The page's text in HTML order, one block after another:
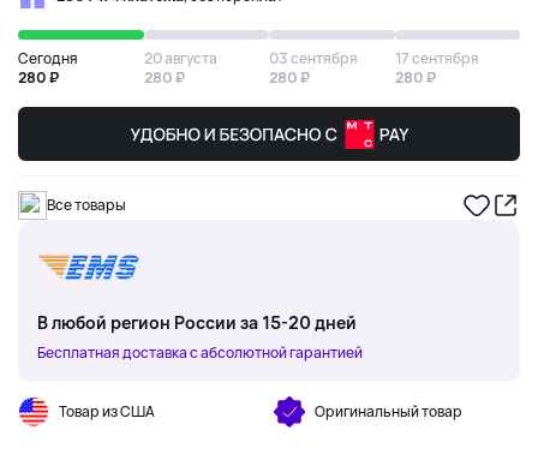
Сегодня
280 ₽
20 августа
280 ₽
03 сентября
280 ₽
17 сентября
280 ₽
Все товары
В любой регион России за 15-20 дней
Бесплатная доставка с абсолютной гарантией
Товар из США Оригинальный товар